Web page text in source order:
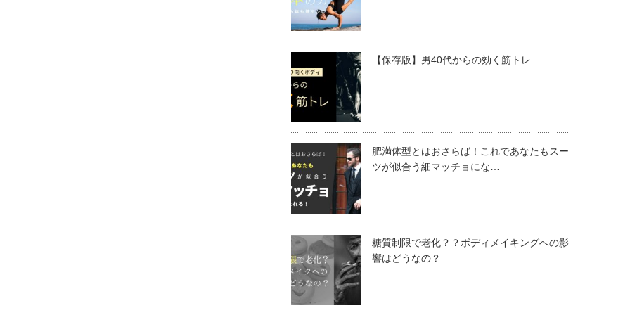
【保存版】男40代からの効く筋トレ
肥満体型とはおさらば！これであなたもスー
ツが似合う細マッチョにな…
糖質制限で老化？？ボディメイキングへの影
響はどうなの？